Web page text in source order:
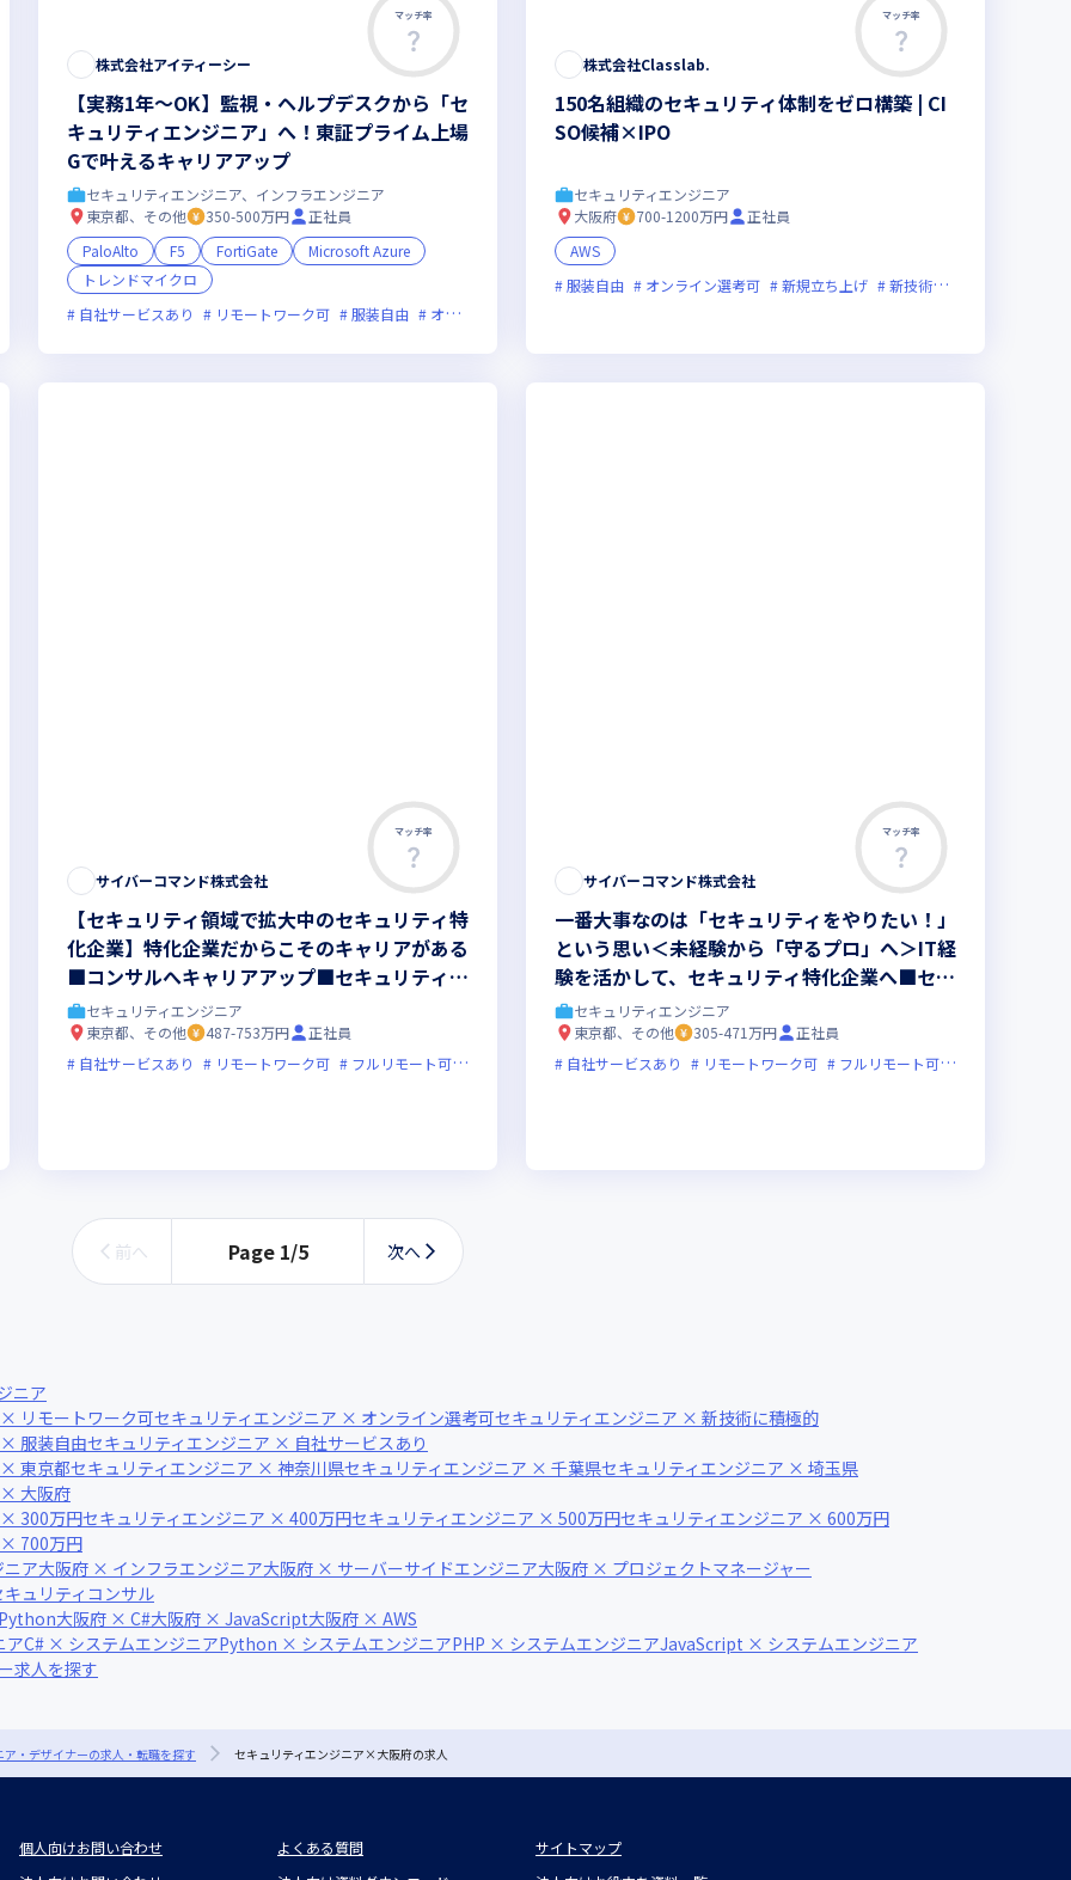
新技術に積極的 残業月20時間未満 上場企業 女性エンジニアが活躍中
マッチ率
株式会社アイティーシー
【実務1年〜OK】監視・ヘルプデスクから「セ
キュリティエンジニア」へ！東証プライム上場
Gで叶えるキャリアアップ
セキュリティエンジニア、インフラエンジニア
東京都、その他
350-500万円
正社員
PaloAlto
F5 FortiGate
Microsoft Azure
トレンドマイクロ
自社サービスあり
リモートワーク可 服装自由 オンライン選考可
マッチ率
株式会社Classlab.⁠
150名組織のセキュリティ体制をゼロ構築 | CI
SO候補×IPO
セキュリティエンジニア
大阪府
700-1200万円
正社員
AWS
服装自由
オンライン選考可 新規立ち上げ 新技術に積極的
マッチ率
サイバーコマンド株式会社
【セキュリティ領域で拡大中のセキュリティ特
化企業】特化企業だからこそのキャリアがある
■コンサルへキャリアアップ■セキュリティエ
ンジニア（コンサルタント）候補■＜前職給与
保証あり＞■東京・大阪勤務
セキュリティエンジニア
東京都、その他
487-753万円
正社員
自社サービスあり
リモートワーク可 フルリモート可 オンライン選考可 ベンチャー企業 残業月20時間未満
マッチ率
サイバーコマンド株式会社
一番大事なのは「セキュリティをやりたい！」
という思い＜未経験から「守るプロ」へ＞IT経
験を活かして、セキュリティ特化企業へ■セキ
ュリティエンジニア候補＜前職給与保証あり＞
■東京・大阪勤務（転勤なし）
セキュリティエンジニア
東京都、その他
305-471万円
正社員
自社サービスあり
リモートワーク可 フルリモート可
前へ Page 1/5 次へ
ニア
リモートワーク可セキュリティエンジニア × オンライン選考可セキュリティエンジニア × 新技術に積極的
服装自由セキュリティエンジニア × 自社サービスあり
東京都セキュリティエンジニア × 神奈川県セキュリティエンジニア × 千葉県セキュリティエンジニア × 埼玉県
× 大阪府
× 300万円セキュリティエンジニア × 400万円セキュリティエンジニア × 500万円セキュリティエンジニア × 600万円
× 700万円
ア大阪府 × インフラエンジニア大阪府 × サーバーサイドエンジニア大阪府 × プロジェクトマネージャー
ュリティコンサル
大阪府 × C#大阪府 × JavaScript大阪府 × AWS
アC# × システムエンジニアPython × システムエンジニアPHP × システムエンジニアJavaScript × システムエンジニア
求人を探す
ア・デザイナーの求人・転職を探す セキュリティエンジニア×大阪府の求人
個人向けお問い合わせ よくある質問
サイトマップ